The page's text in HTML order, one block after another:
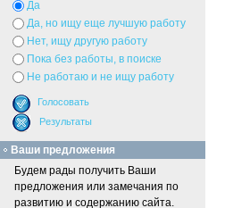
Да
Да, но ищу еще лучшую работу
Нет, ищу другую работу
Пока без работы, в поиске
Не работаю и не ищу работу
Ваши предложения
Будем рады получить Ваши
предложения или замечания по
развитию и содержанию сайта.